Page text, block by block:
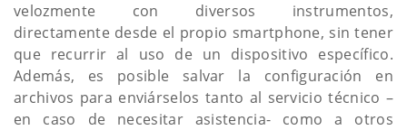
velozmente con diversos instrumentos,
directamente desde el propio smartphone, sin tener
que recurrir al uso de un dispositivo específico.
Además, es posible salvar la configuración en
archivos para enviárselos tanto al servicio técnico –
en caso de necesitar asistencia- como a otros